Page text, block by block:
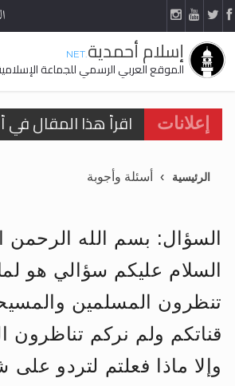
إسلام أحمدية.NET
الموقع العربي الرسمي للجماعة
إعلانات
اقرأ هذا المقال
تعميم هامّ لأفراد
تعميم هامّ لأفراد
اقرأ هذا الكتاب
الرئيسية أسئلة وأجوبة
السؤال: بسم الله الرحمن
السلام عليكم سؤالي هو
تنظرون المسلمين
قناتكم ولم نركم تناظرون
وإلا ماذا فعلتم لتردو على